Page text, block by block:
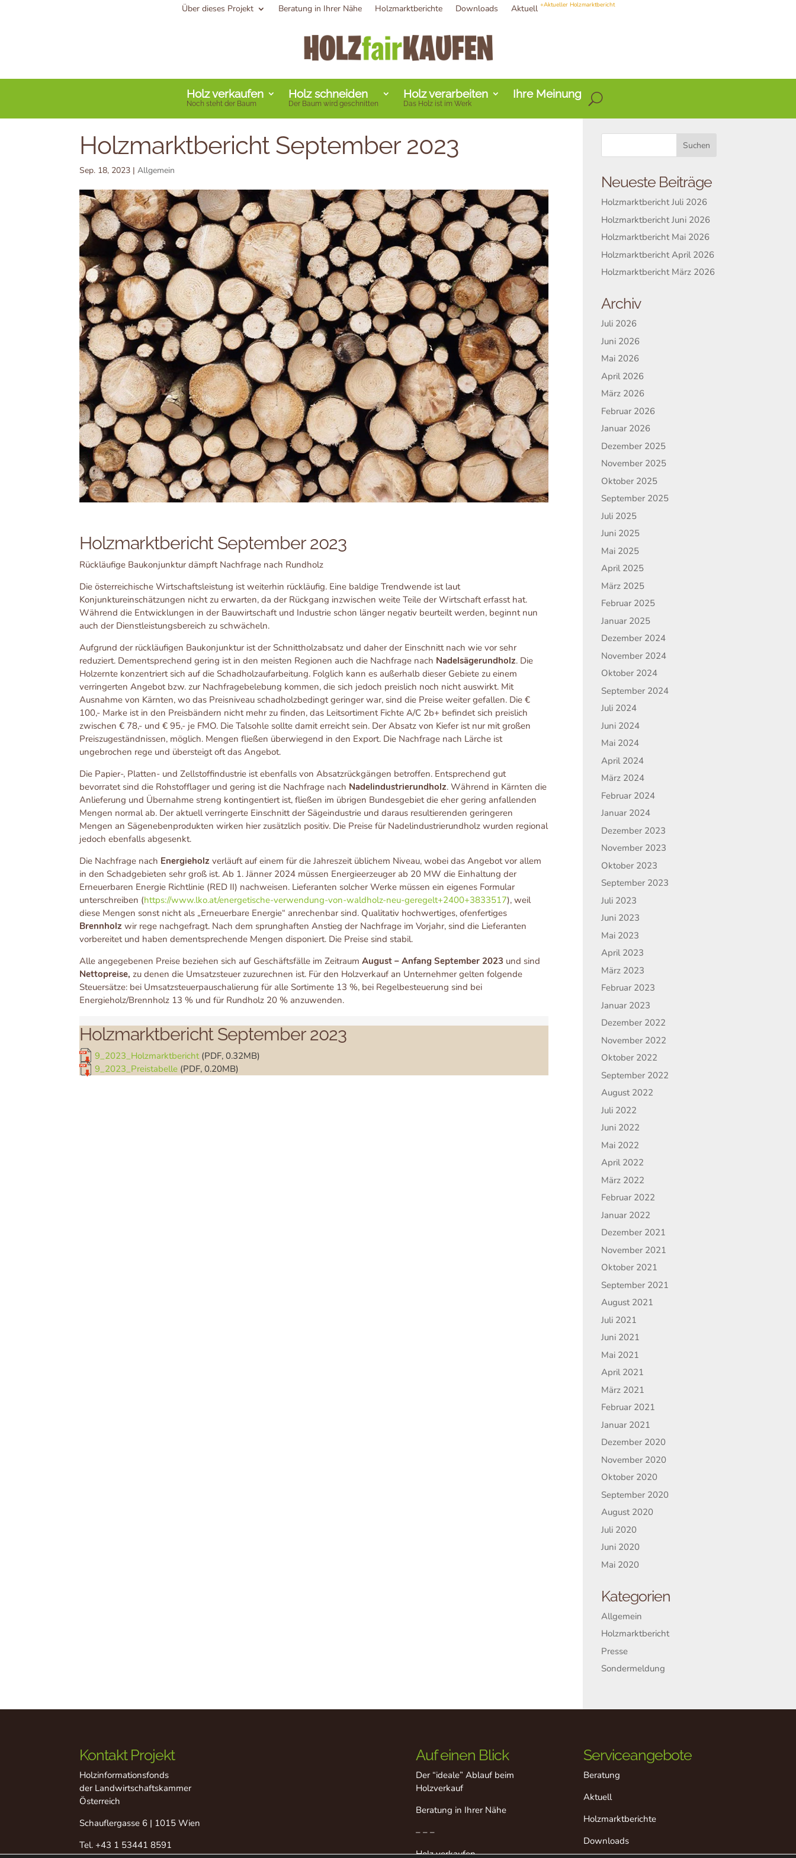
Über dieses Projekt Beratung in Ihrer Nähe Holzmarktberichte Downloads Aktuell +Aktueller Holzmarktbericht
Holz verkaufen
Noch steht der Baum
Holz schneiden
Der Baum wird geschnitten
Holz verarbeiten
Das Holz ist im Werk
Ihre Meinung
Holzmarktbericht September 2023
Sep. 18, 2023 |Allgemein
Holzmarktbericht September 2023
Rückläufige Baukonjunktur dämpft Nachfrage nach Rundholz
Die österreichische Wirtschaftsleistung ist weiterhin rückläufig. Eine baldige Trendwende ist laut
Konjunktureinschätzungen nicht zu erwarten, da der Rückgang inzwischen weite Teile der Wirtschaft erfasst hat.
Während die Entwicklungen in der Bauwirtschaft und Industrie schon länger negativ beurteilt werden, beginnt nun
auch der Dienstleistungsbereich zu schwächeln.
Aufgrund der rückläufigen Baukonjunktur ist der Schnittholzabsatz und daher der Einschnitt nach wie vor sehr
reduziert. Dementsprechend gering ist in den meisten Regionen auch die Nachfrage nach Nadelsägerundholz. Die
Holzernte konzentriert sich auf die Schadholzaufarbeitung. Folglich kann es außerhalb dieser Gebiete zu einem
verringerten Angebot bzw. zur Nachfragebelebung kommen, die sich jedoch preislich noch nicht auswirkt. Mit
Ausnahme von Kärnten, wo das Preisniveau schadholzbedingt geringer war, sind die Preise weiter gefallen. Die €
100,- Marke ist in den Preisbändern nicht mehr zu finden, das Leitsortiment Fichte A/C 2b+ befindet sich preislich
zwischen € 78,- und € 95,- je FMO. Die Talsohle sollte damit erreicht sein. Der Absatz von Kiefer ist nur mit großen
Preiszugeständnissen, möglich. Mengen fließen überwiegend in den Export. Die Nachfrage nach Lärche ist
ungebrochen rege und übersteigt oft das Angebot.
Die Papier-, Platten- und Zellstoffindustrie ist ebenfalls von Absatzrückgängen betroffen. Entsprechend gut
bevorratet sind die Rohstofflager und gering ist die Nachfrage nach Nadelindustrierundholz. Während in Kärnten die
Anlieferung und Übernahme streng kontingentiert ist, fließen im übrigen Bundesgebiet die eher gering anfallenden
Mengen normal ab. Der aktuell verringerte Einschnitt der Sägeindustrie und daraus resultierenden geringeren
Mengen an Sägenebenprodukten wirken hier zusätzlich positiv. Die Preise für Nadelindustrierundholz wurden regional
jedoch ebenfalls abgesenkt.
Die Nachfrage nach Energieholz verläuft auf einem für die Jahreszeit üblichem Niveau, wobei das Angebot vor allem
in den Schadgebieten sehr groß ist. Ab 1. Jänner 2024 müssen Energieerzeuger ab 20 MW die Einhaltung der
Erneuerbaren Energie Richtlinie (RED II) nachweisen. Lieferanten solcher Werke müssen ein eigenes Formular
unterschreiben (https://www.lko.at/energetische-verwendung-von-waldholz-neu-geregelt+2400+3833517), weil
diese Mengen sonst nicht als „Erneuerbare Energie“ anrechenbar sind. Qualitativ hochwertiges, ofenfertiges
Brennholz wir rege nachgefragt. Nach dem sprunghaften Anstieg der Nachfrage im Vorjahr, sind die Lieferanten
vorbereitet und haben dementsprechende Mengen disponiert. Die Preise sind stabil.
Alle angegebenen Preise beziehen sich auf Geschäftsfälle im ZeitraumAugust – Anfang September 2023 und sind
Nettopreise,zu denen die Umsatzsteuer zuzurechnen ist. Für den Holzverkauf an Unternehmer gelten folgende
Steuersätze: bei Umsatzsteuerpauschalierung für alle Sortimente 13 %, bei Regelbesteuerung sind bei
Energieholz/Brennholz 13 % und für Rundholz 20 % anzuwenden.
Holzmarktbericht September 2023
9_2023_Holzmarktbericht (PDF, 0.32MB)
9_2023_Preistabelle (PDF, 0.20MB)
Neueste Beiträge
Holzmarktbericht Juli 2026
Holzmarktbericht Juni 2026
Holzmarktbericht Mai 2026
Holzmarktbericht April 2026
Holzmarktbericht März 2026
Archiv
Juli 2026
Juni 2026
Mai 2026
April 2026
März 2026
Februar 2026
Januar 2026
Dezember 2025
November 2025
Oktober 2025
September 2025
Juli 2025
Juni 2025
Mai 2025
April 2025
März 2025
Februar 2025
Januar 2025
Dezember 2024
November 2024
Oktober 2024
September 2024
Juli 2024
Juni 2024
Mai 2024
April 2024
März 2024
Februar 2024
Januar 2024
Dezember 2023
November 2023
Oktober 2023
September 2023
Juli 2023
Juni 2023
Mai 2023
April 2023
März 2023
Februar 2023
Januar 2023
Dezember 2022
November 2022
Oktober 2022
September 2022
August 2022
Juli 2022
Juni 2022
Mai 2022
April 2022
März 2022
Februar 2022
Januar 2022
Dezember 2021
November 2021
Oktober 2021
September 2021
August 2021
Juli 2021
Juni 2021
Mai 2021
April 2021
März 2021
Februar 2021
Januar 2021
Dezember 2020
November 2020
Oktober 2020
September 2020
August 2020
Juli 2020
Juni 2020
Mai 2020
Kategorien
Allgemein
Holzmarktbericht
Presse
Sondermeldung
Kontakt Projekt
Holzinformationsfonds
der Landwirtschaftskammer
Österreich
Schauflergasse 6 | 1015 Wien
Tel.+43 1 53441 8591
Auf einen Blick
Der “ideale” Ablauf beim
Holzverkauf
Beratung in Ihrer Nähe
– – –
Holz verkaufen
Serviceangebote
Beratung
Aktuell
Holzmarktberichte
Downloads